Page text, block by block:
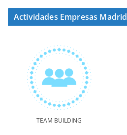
Actividades Empresas Madrid
TEAM BUILDING